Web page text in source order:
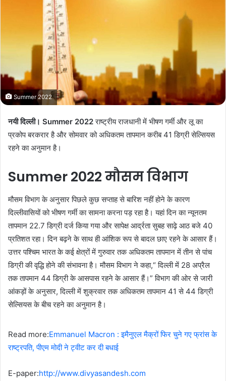
m
a
l
Summer 2022
नयी दिल्ली। Summer 2022राष्ट्रीय राजधानी में भीषण गर्मी और लू का
प्रकोप बरकरार है और सोमवार को अधिकतम तापमान करीब 41 डिग्री सेल्सियस
रहने का अनुमान है।
Summer 2022मौसम विभाग
मौसम विभाग के अनुसार पिछले कुछ सप्ताह से बारिश नहीं होने के कारण
दिल्लीवासियों को भीषण गर्मी का सामना करना पड़ रहा है। यहां दिन का न्यूनतम
तापमान 22.7 डिग्री दर्ज किया गया और सापेक्ष आर्द्रता सुबह साढ़े आठ बजे 40
प्रतिशत रहा। दिन बढ़ने के साथ ही आंशिक रूप से बादल छाए रहने के आसार हैं।
उत्तर पश्चिम भारत के कई क्षेत्रों में गुरुवार तक अधिकतम तापमान में तीन से पांच
डिग्री की वृद्धि होने की संभावना है। मौसम विभाग ने कहा,“ दिल्ली में 28 अप्रैल
तक तापमान 44 डिग्री के आसपास रहने के आसार हैं।” विभाग की ओर से जारी
आंकड़ों के अनुसार, दिल्ली में शुक्रवार तक अधिकतम तापमान 41 से 44 डिग्री
सेल्सियस के बीच रहने का अनुमान है।
Read more:Emmanuel Macron : इमैनुएल मैक्रों फिर चुने गए फ्रांस के
राष्ट्रपति, पीएम मोदी ने ट्वीट कर दी बधाई
E-paper:http://www.divyasandesh.com